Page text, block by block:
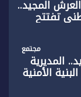
27 لعيد العرش المجيد..
تفتتح
السياحية
مجتمع
المديرية
الأمنية